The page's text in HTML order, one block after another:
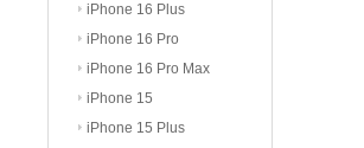
iPhone 16 Plus
iPhone 16 Pro
iPhone 16 Pro Max
iPhone 15
iPhone 15 Plus